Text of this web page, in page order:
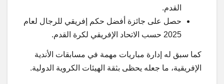
القدم.
حصل على جائزة أفضل حكم إفريقي للرجال لعام
2025 حسب الاتحاد الإفريقي لكرة القدم.
كما سبق له إدارة مباريات مهمة في مسابقات الأندية
الإفريقية، ما جعله يحظى بثقة الهيئات الكروية الدولية.